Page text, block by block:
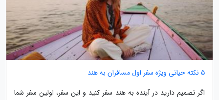
5 نکته حیاتی ویژه سفر اول مسافران به هند
اگر تصمیم دارید در آینده به هند سفر کنید و این سفر، اولین سفر شما